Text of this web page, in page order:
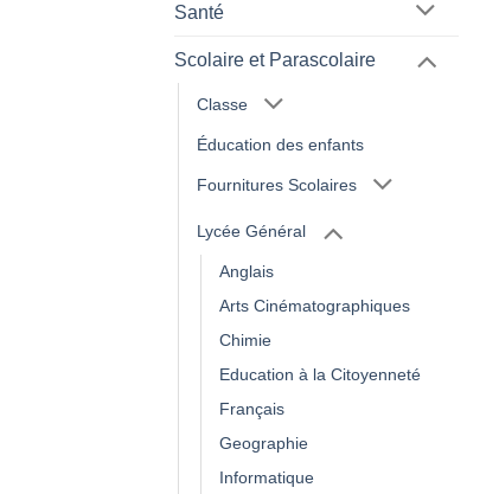
Santé
Scolaire et Parascolaire
Classe
Éducation des enfants
Fournitures Scolaires
Lycée Général
Anglais
Arts Cinématographiques
Chimie
Education à la Citoyenneté
Français
Geographie
Informatique